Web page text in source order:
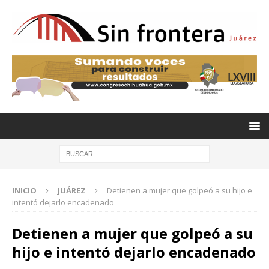
INICIO JUÁREZ
Detienen a mujer que golpeó a su hijo e
intentó dejarlo encadenado
Detienen a mujer que golpeó a su
hijo e intentó dejarlo encadenado